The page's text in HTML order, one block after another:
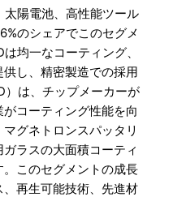
陽電池、高性能ツール
のシェアでこのセグメ
均一なコーティング、
し、精密製造での採用
）は、チップメーカーが
コーティング性能を向
グネトロンスパッタリ
ラスの大面積コーティ
このセグメントの成長
再生可能技術、先進材